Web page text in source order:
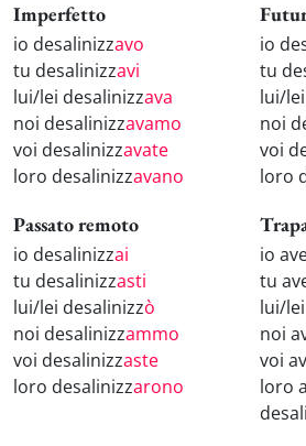
Imperfetto
io desalinizzavo
tu desalinizzavi
lui/lei desalinizzava
noi desalinizzavamo
voi desalinizzavate
loro desalinizzavano
io
tu
lui/
noi
voi
loro
Passato remoto
io desalinizzai
tu desalinizzasti
lui/lei desalinizzò
noi desalinizzammo
voi desalinizzaste
loro desalinizzarono
io
tu
lui/
noi
voi
loro